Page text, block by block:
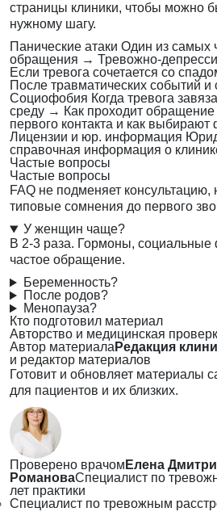
страницы клиники, чтобы можно
нужному шагу.
Панические атаки Один из самых
обращения → Тревожно-
Если тревога сочетается со
После травматических событий и
Социофобия Когда тревога
среду → Как проходит обращение
первого контакта и как
Лицензии и юр. информация
справочная информация о
Частые вопросы
Частые вопросы
FAQ не подменяет консультацию,
типовые сомнения до первого
У женщин чаще?
В 2-3 раза. Гормоны, социальные
частое обращение.
Беременность?
После родов?
Менопауза?
Кто подготовил материал
Авторство и медицинская
Автор материала Редакция
и редактор материалов
Готовит и обновляет материалы
для пациентов и их близких.
Проверено врачом Елена
РомановаСпециалист по
лет практики
Специалист по тревожным